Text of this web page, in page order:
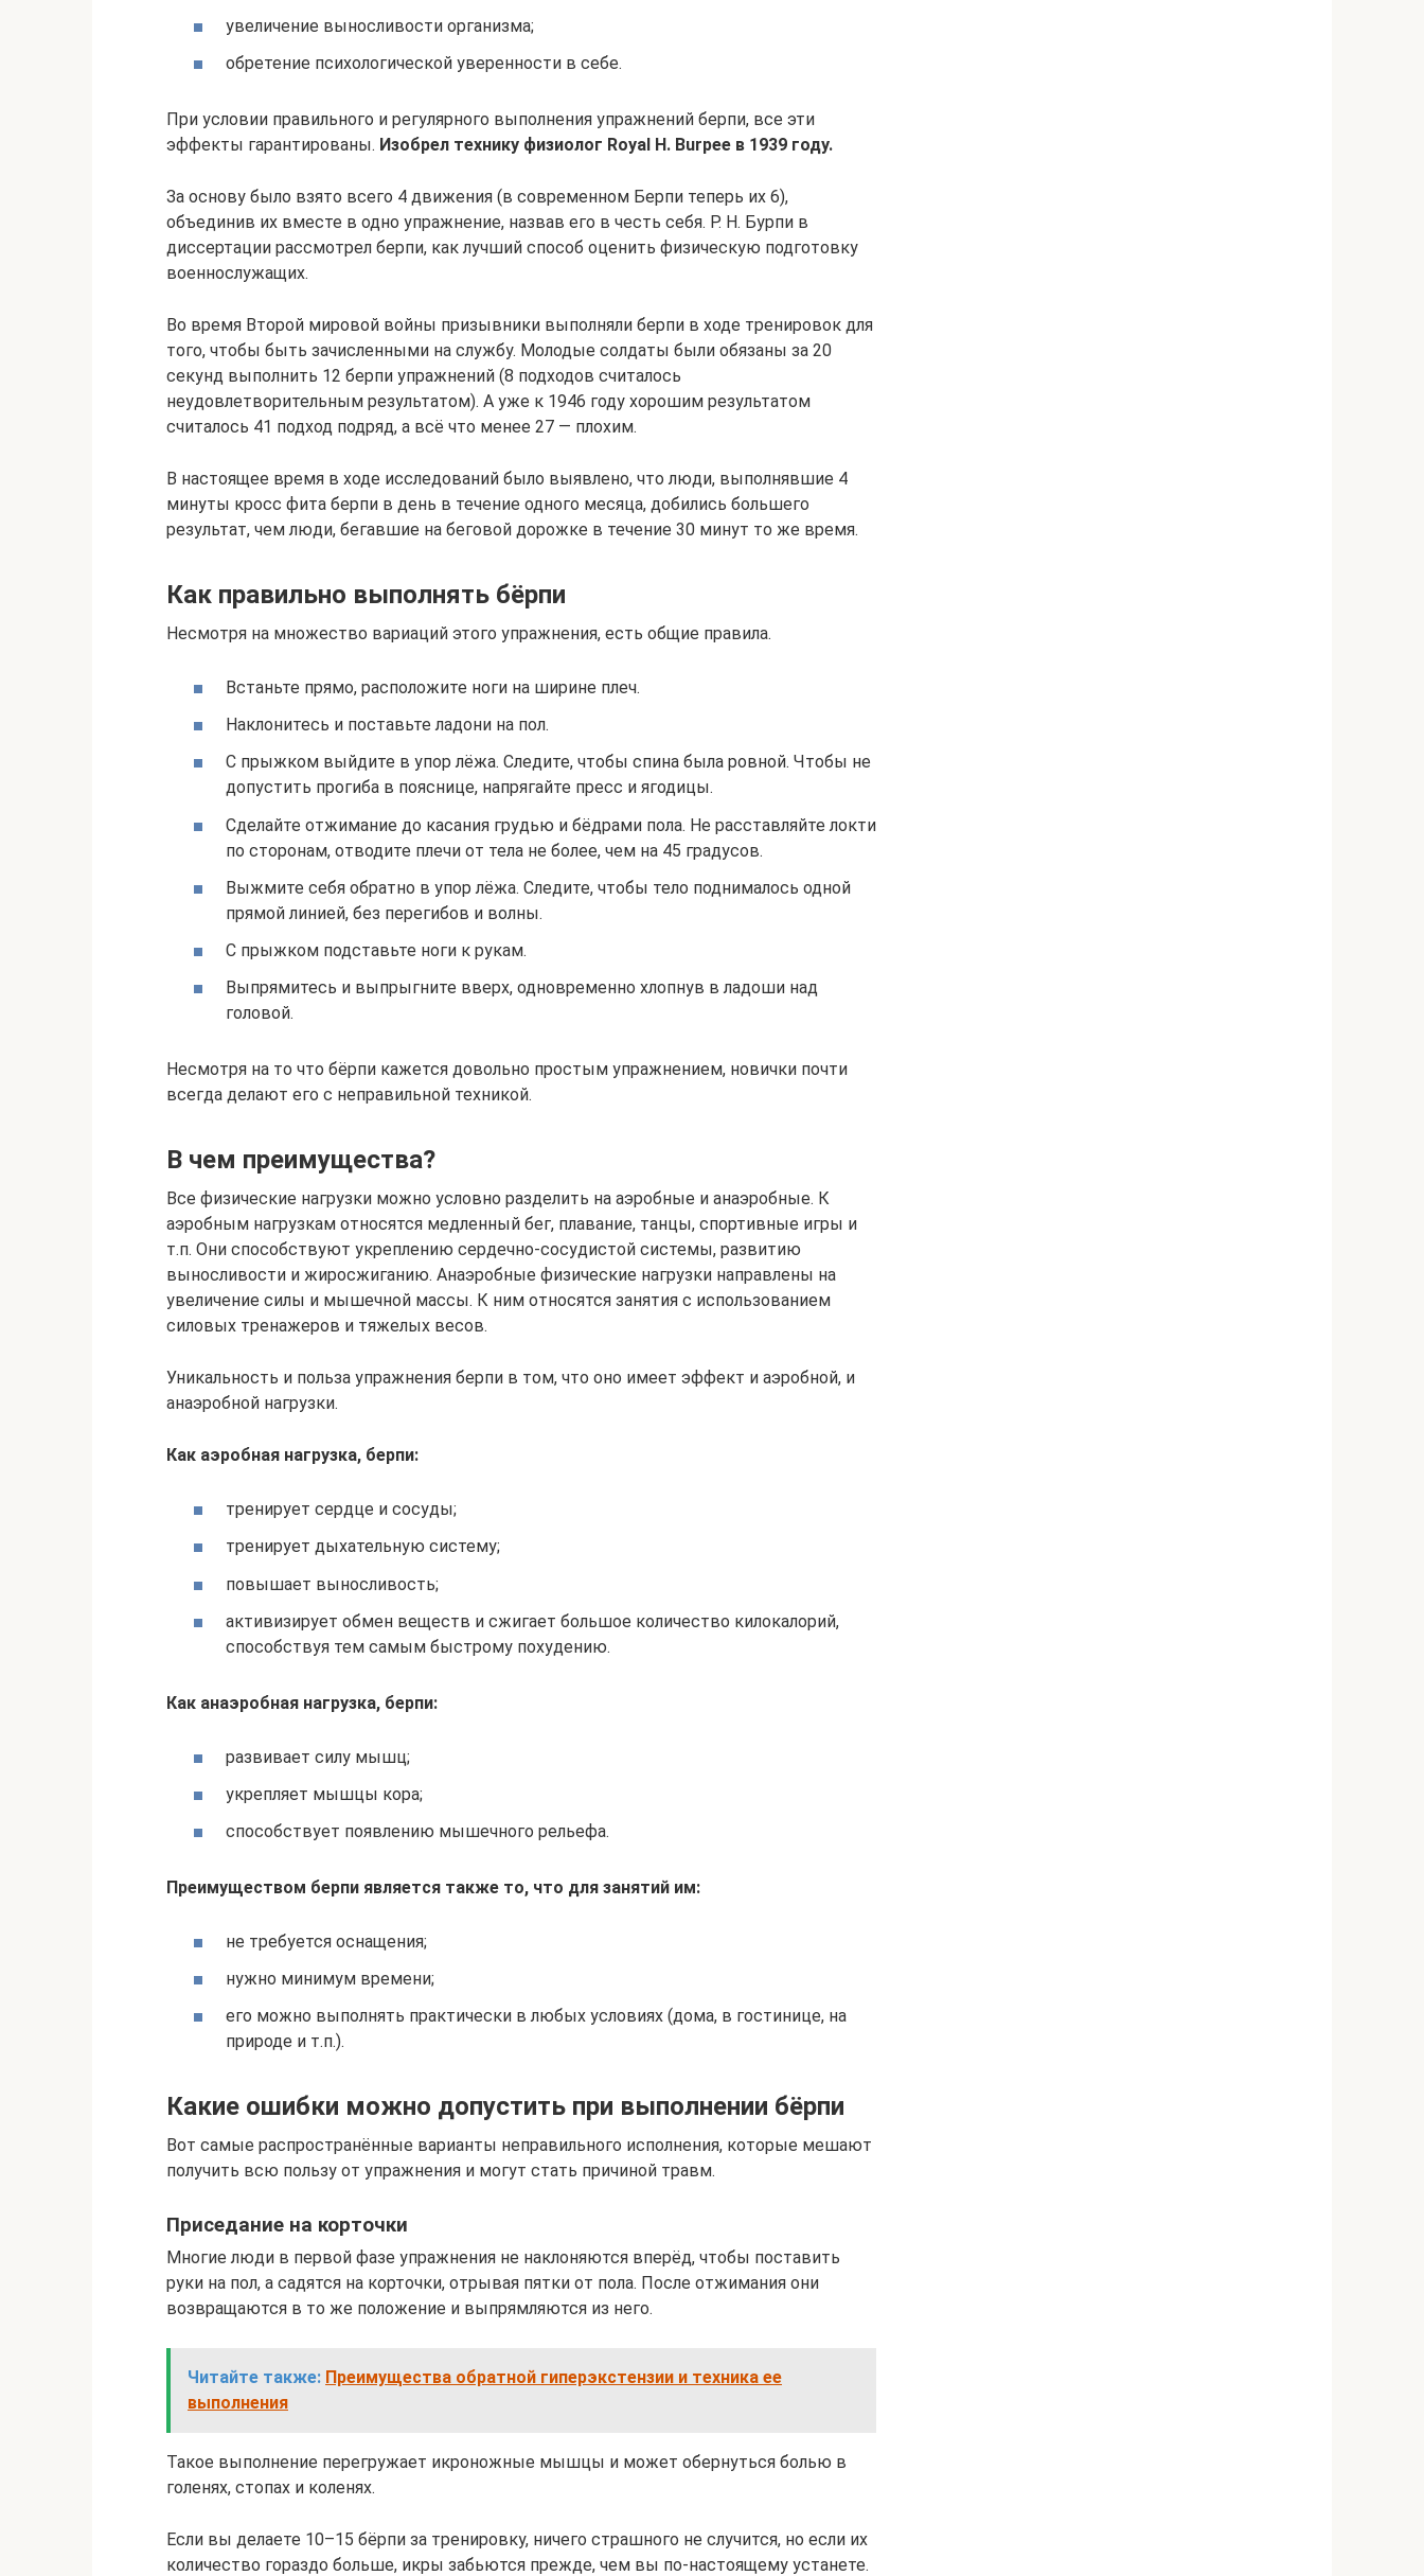
увеличение выносливости организма;
обретение психологической уверенности в себе.
При условии правильного и регулярного выполнения упражнений берпи, все эти
эффекты гарантированы. Изобрел технику физиолог Royal H. Burpee в 1939 году.
За основу было взято всего 4 движения (в современном Берпи теперь их 6),
объединив их вместе в одно упражнение, назвав его в честь себя. Р. Н. Бурпи в
диссертации рассмотрел берпи, как лучший способ оценить физическую подготовку
военнослужащих.
Во время Второй мировой войны призывники выполняли берпи в ходе тренировок для
того, чтобы быть зачисленными на службу. Молодые солдаты были обязаны за 20
секунд выполнить 12 берпи упражнений (8 подходов считалось
неудовлетворительным результатом). А уже к 1946 году хорошим результатом
считалось 41 подход подряд, а всё что менее 27 — плохим.
В настоящее время в ходе исследований было выявлено, что люди, выполнявшие 4
минуты кросс фита берпи в день в течение одного месяца, добились большего
результат, чем люди, бегавшие на беговой дорожке в течение 30 минут то же время.
Как правильно выполнять бёрпи
Несмотря на множество вариаций этого упражнения, есть общие правила.
Встаньте прямо, расположите ноги на ширине плеч.
Наклонитесь и поставьте ладони на пол.
С прыжком выйдите в упор лёжа. Следите, чтобы спина была ровной. Чтобы не
допустить прогиба в пояснице, напрягайте пресс и ягодицы.
Сделайте отжимание до касания грудью и бёдрами пола. Не расставляйте локти
по сторонам, отводите плечи от тела не более, чем на 45 градусов.
Выжмите себя обратно в упор лёжа. Следите, чтобы тело поднималось одной
прямой линией, без перегибов и волны.
С прыжком подставьте ноги к рукам.
Выпрямитесь и выпрыгните вверх, одновременно хлопнув в ладоши над
головой.
Несмотря на то что бёрпи кажется довольно простым упражнением, новички почти
всегда делают его с неправильной техникой.
В чем преимущества?
Все физические нагрузки можно условно разделить на аэробные и анаэробные. К
аэробным нагрузкам относятся медленный бег, плавание, танцы, спортивные игры и
т.п. Они способствуют укреплению сердечно-сосудистой системы, развитию
выносливости и жиросжиганию. Анаэробные физические нагрузки направлены на
увеличение силы и мышечной массы. К ним относятся занятия с использованием
силовых тренажеров и тяжелых весов.
Уникальность и польза упражнения берпи в том, что оно имеет эффект и аэробной, и
анаэробной нагрузки.
Как аэробная нагрузка, берпи:
тренирует сердце и сосуды;
тренирует дыхательную систему;
повышает выносливость;
активизирует обмен веществ и сжигает большое количество килокалорий,
способствуя тем самым быстрому похудению.
Как анаэробная нагрузка, берпи:
развивает силу мышц;
укрепляет мышцы кора;
способствует появлению мышечного рельефа.
Преимуществом берпи является также то, что для занятий им:
не требуется оснащения;
нужно минимум времени;
его можно выполнять практически в любых условиях (дома, в гостинице, на
природе и т.п.).
Какие ошибки можно допустить при выполнении бёрпи
Вот самые распространённые варианты неправильного исполнения, которые мешают
получить всю пользу от упражнения и могут стать причиной травм.
Приседание на корточки
Многие люди в первой фазе упражнения не наклоняются вперёд, чтобы поставить
руки на пол, а садятся на корточки, отрывая пятки от пола. После отжимания они
возвращаются в то же положение и выпрямляются из него.
Читайте также: Преимущества обратной гиперэкстензии и техника ее
выполнения
Такое выполнение перегружает икроножные мышцы и может обернуться болью в
голенях, стопах и коленях.
Если вы делаете 10–15 бёрпи за тренировку, ничего страшного не случится, но если их
количество гораздо больше, икры забьются прежде, чем вы по‑настоящему устанете.